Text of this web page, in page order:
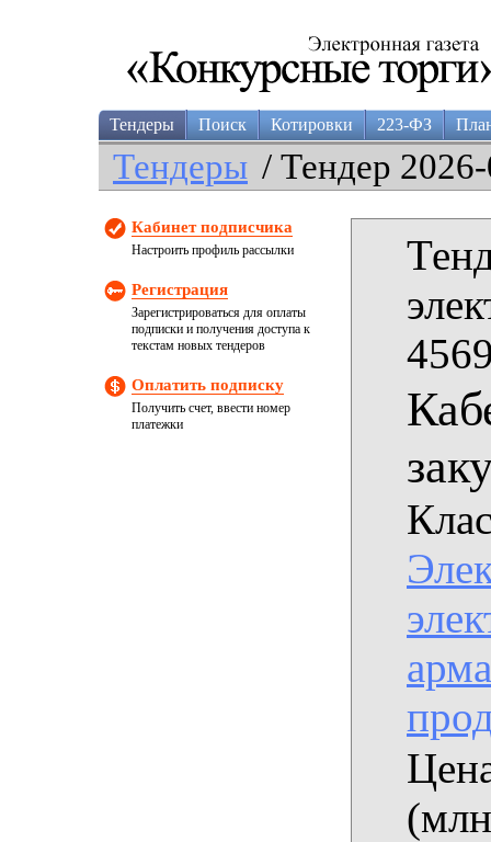
Тендеры Поиск Котировки 223-ФЗ
Тендеры / Тендер
Кабинет подписчика
Настроить профиль рассылки
Регистрация
Зарегистрироваться для оплаты
подписки и получения доступа к
текстам новых тендеров
Оплатить подписку
Получить счет, ввести номер
платежки